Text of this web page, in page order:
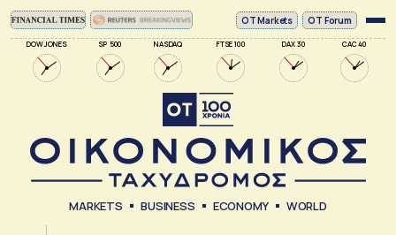
DOW JONES SP 500 NASDAQ FTSE 100 DAX 30 CAC 40
ΟΤ Markets OT Forum
MARKETS BUSINESS ECONOMY WORLD